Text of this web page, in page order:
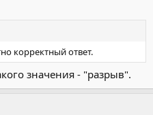
корректный ответ.
значения - "разрыв".